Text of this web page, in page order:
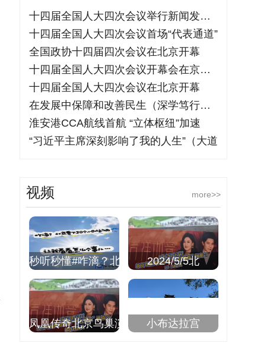
十四届全国人大四次会议举行新闻发布会
十四届全国人大四次会议首场“代表通道”
全国政协十四届四次会议在北京开幕
十四届全国人大四次会议开幕会在京举行
十四届全国人大四次会议在北京开幕
在发展中保障和改善民生（深学笃行阐释习
淮安港CCA航线首航 “立体枢纽”加速
“习近平主席深刻影响了我的人生”（大道
more>>
视频
秒听秒懂#咋滴？北 2024/5/5北
凤凰传奇北京鸟巢演 小布达拉宫